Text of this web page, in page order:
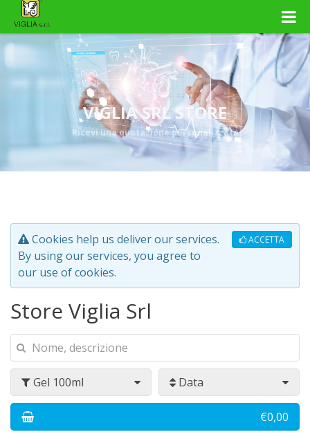
VIGLIA SRL STORE
Ricevi una quotazione personalizzata
ACCETTA
Cookies help us deliver our services.
By using our services, you agree to
our use of cookies.
Store Viglia Srl
Gel 100ml Data
€0,00